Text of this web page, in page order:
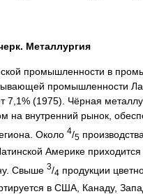
Металлургия
промышленности в
промышленности
7,1% (1975). Чёрная
на внутренний рынок,
Около 4/5
Америке
Свыше 3/4 продукции
в США, Канаду,